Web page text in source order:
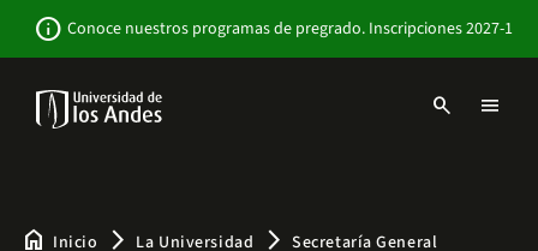
contenido
info Conoce nuestros programas de pregrado. Inscripciones 2027-1
search menu
home Inicio arrow_forward_ios La Universidad arrow_forward_ios Secretaría General